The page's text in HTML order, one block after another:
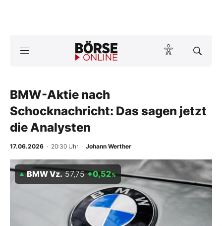
ktuelle Ausgabe BÖRSE ONLINE lesen
News
Anlageprodukte
Finanz-Check
Abo & Shop
BMW-Aktie nach
Schocknachricht: Das sagen jetzt
die Analysten
17.06.2026 · 20:30 Uhr · Johann Werther
BMW Vz. 57,75 +0,52%